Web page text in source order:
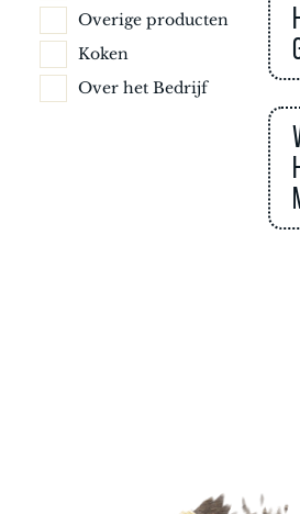
Overige producten
Koken
Over het Bedrijf